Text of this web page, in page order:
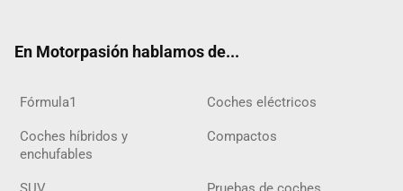
En Motorpasión hablamos de...
Fórmula1 Coches eléctricos
Coches híbridos y
enchufables
Compactos